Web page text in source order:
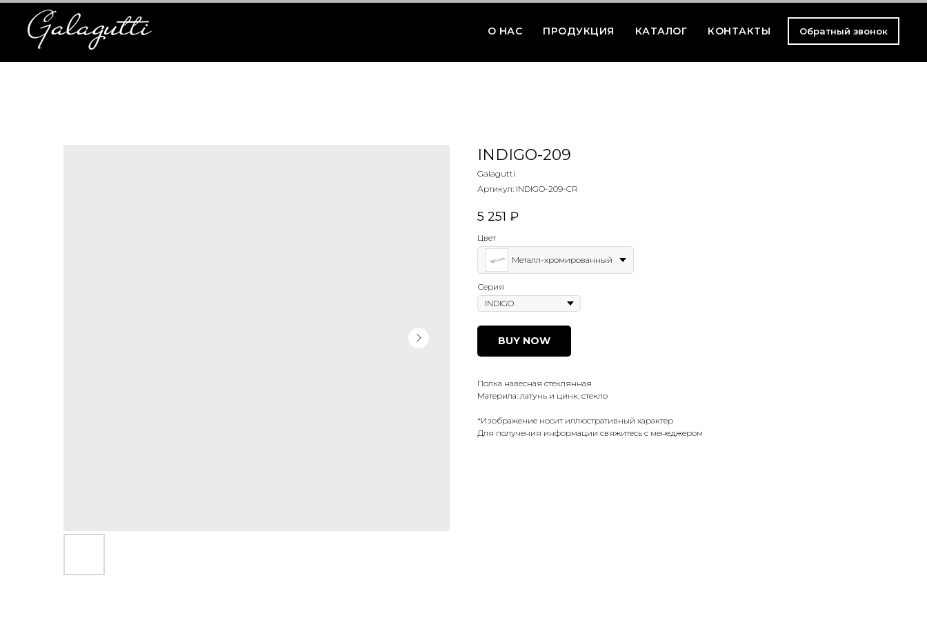
О НАС ПРОДУКЦИЯ КАТАЛОГ КОНТАКТЫ Обратный звонок
INDIGO-209
Galagutti
Артикул: INDIGO-209-CR
5 251 ₽
Цвет
Металл-хромированный
Серия
BUY NOW
Полка навесная стеклянная
Материла: латунь и цинк, стекло
*Изображение носит иллюстративный характер
Для получения информации свяжитесь с менеджером